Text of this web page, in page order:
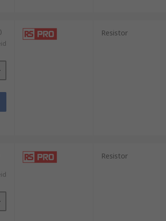
Resistor
Resistor